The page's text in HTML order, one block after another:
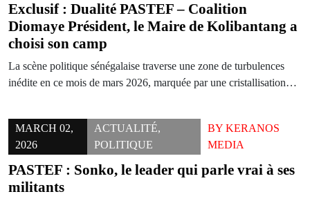
Exclusif : Dualité PASTEF – Coalition
Diomaye Président, le Maire de Kolibantang a
choisi son camp
La scène politique sénégalaise traverse une zone de turbulences
inédite en ce mois de mars 2026, marquée par une cristallisation…
MARCH 02,
2026
ACTUALITÉ,
POLITIQUE
BYKERANOS
MEDIA
PASTEF : Sonko, le leader qui parle vrai à ses
militants